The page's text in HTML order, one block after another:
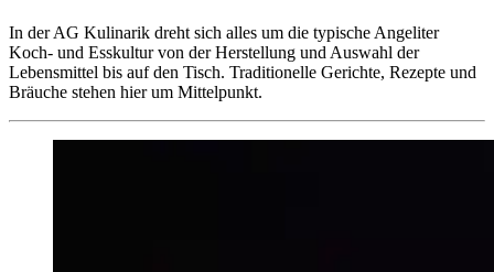
In der AG Kulinarik dreht sich alles um die typische Angeliter
Koch- und Esskultur von der Herstellung und Auswahl der
Lebensmittel bis auf den Tisch. Traditionelle Gerichte, Rezepte und
Bräuche stehen hier um Mittelpunkt.